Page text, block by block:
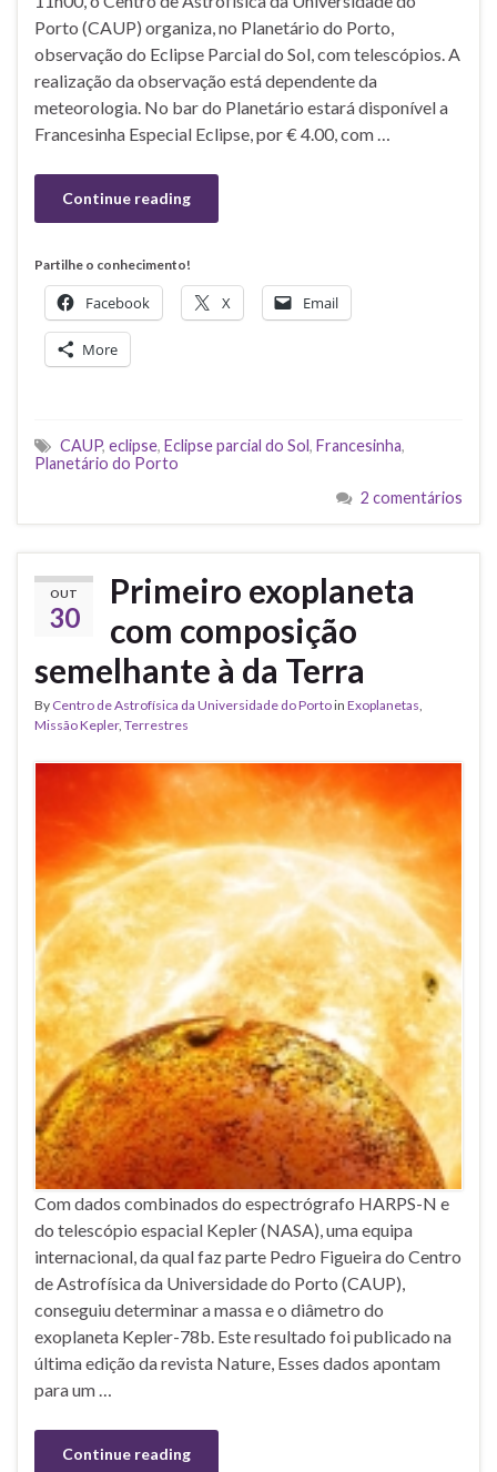
Porto (CAUP) organiza, no Planetário do Porto,
observação do Eclipse Parcial do Sol, com telescópios. A
realização da observação está dependente da
meteorologia. No bar do Planetário estará disponível a
Francesinha Especial Eclipse, por € 4.00, com …
Continue reading
Partilhe o conhecimento!
Facebook X Email
More
CAUP, eclipse, Eclipse parcial do Sol, Francesinha,
Planetário do Porto
2 comentários
OUT
30
Primeiro exoplaneta
com composição
semelhante à da Terra
By Centro de Astrofísica da Universidade do Portoin Exoplanetas,
Missão Kepler, Terrestres
Com dados combinados do espectrógrafo HARPS-N e
do telescópio espacial Kepler (NASA), uma equipa
internacional, da qual faz parte Pedro Figueira do Centro
de Astrofísica da Universidade do Porto (CAUP),
conseguiu determinar a massa e o diâmetro do
exoplaneta Kepler-78b. Este resultado foi publicado na
última edição da revista Nature, Esses dados apontam
para um …
Continue reading